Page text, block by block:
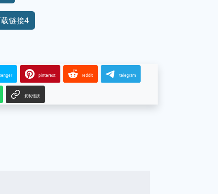
链接4
pinterest reddit telegram
复制链接